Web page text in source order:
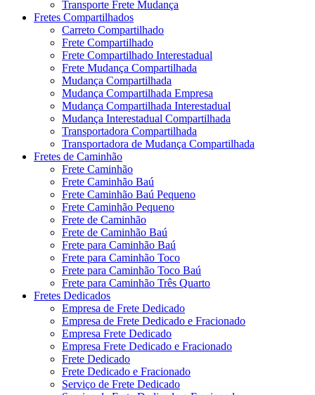
Transporte Frete Mudança
Fretes Compartilhados
Carreto Compartilhado
Frete Compartilhado
Frete Compartilhado Interestadual
Frete Mudança Compartilhada
Mudança Compartilhada
Mudança Compartilhada Empresa
Mudança Compartilhada Interestadual
Mudança Interestadual Compartilhada
Transportadora Compartilhada
Transportadora de Mudança Compartilhada
Fretes de Caminhão
Frete Caminhão
Frete Caminhão Baú
Frete Caminhão Baú Pequeno
Frete Caminhão Pequeno
Frete de Caminhão
Frete de Caminhão Baú
Frete para Caminhão Baú
Frete para Caminhão Toco
Frete para Caminhão Toco Baú
Frete para Caminhão Três Quarto
Fretes Dedicados
Empresa de Frete Dedicado
Empresa de Frete Dedicado e Fracionado
Empresa Frete Dedicado
Empresa Frete Dedicado e Fracionado
Frete Dedicado
Frete Dedicado e Fracionado
Serviço de Frete Dedicado